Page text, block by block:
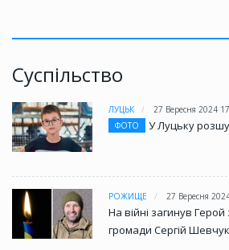
Суспільство
ЛУЦЬК
27 Вересня 2024
ФОТО
У Луцьку
РОЖИЩЕ 27 Вересня
На війні загинув
громади Сергій Шевчук